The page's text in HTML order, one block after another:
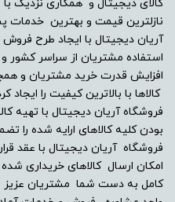
کالای دیجیتال و همکاری نزدیک
نازلترین قیمت و بهترین
آریان دیجیتال با ایجاد طرح
استفاده مشتریان از سراسر کشور
افزایش قدرت خرید مشتریان و
کالاها با بالاترین کیفیت را ایجاد
فروشگاه آریان دیجیتال با تهیه
بودن کلیه کالاهای ارایه شده را
فروشگاه آریان دیجیتال با عقد
امکان ارسال کالاهای خریداری
کامل به دست شما مشتریان عزیز